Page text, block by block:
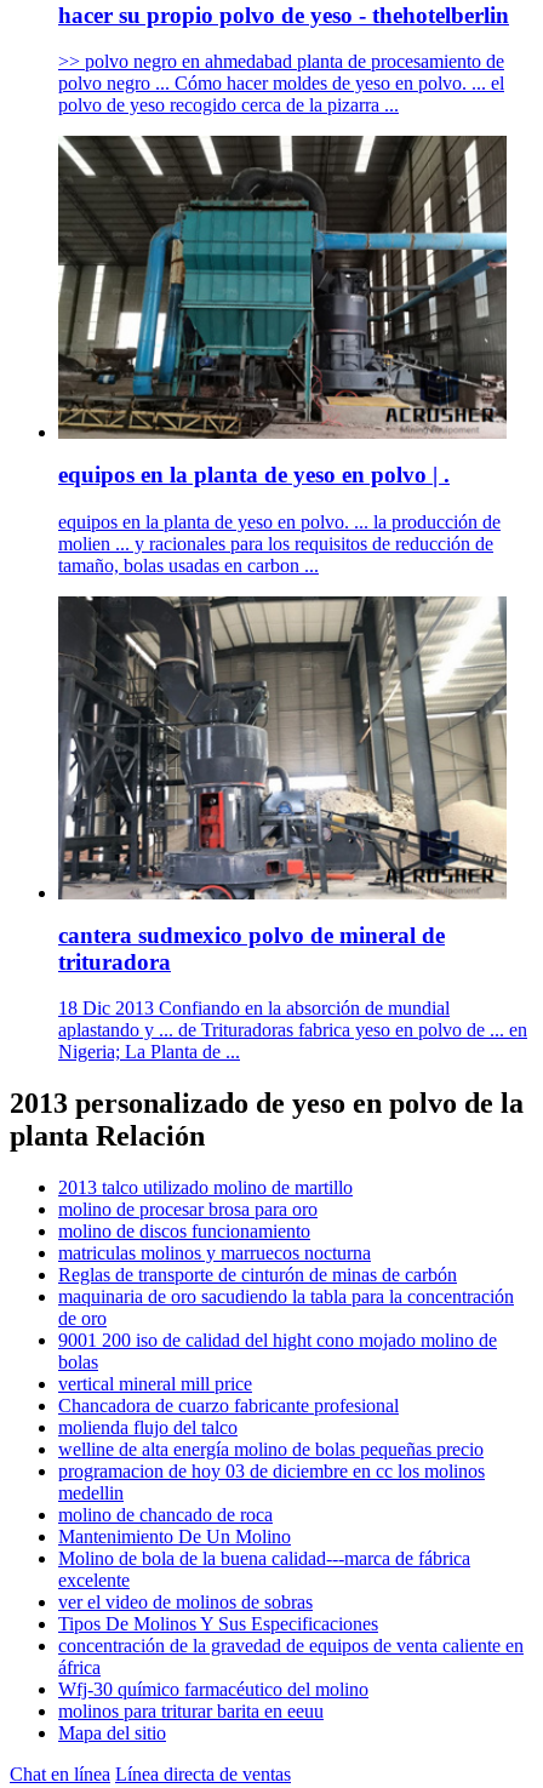
hacer su propio polvo de yeso - thehotelberlin
>> polvo negro en ahmedabad planta de procesamiento de
polvo negro ... Cómo hacer moldes de yeso en polvo. ... el
polvo de yeso recogido cerca de la pizarra ...
equipos en la planta de yeso en polvo | .
equipos en la planta de yeso en polvo. ... la producción de
molien ... y racionales para los requisitos de reducción de
tamaño, bolas usadas en carbon ...
cantera sudmexico polvo de mineral de
trituradora
18 Dic 2013 Confiando en la absorción de mundial
aplastando y ... de Trituradoras fabrica yeso en polvo de ... en
Nigeria; La Planta de ...
2013 personalizado de yeso en polvo de la
planta Relación
2013 talco utilizado molino de martillo
molino de procesar brosa para oro
molino de discos funcionamiento
matriculas molinos y marruecos nocturna
Reglas de transporte de cinturón de minas de carbón
maquinaria de oro sacudiendo la tabla para la concentración
de oro
9001 200 iso de calidad del hight cono mojado molino de
bolas
vertical mineral mill price
Chancadora de cuarzo fabricante profesional
molienda flujo del talco
welline de alta energía molino de bolas pequeñas precio
programacion de hoy 03 de diciembre en cc los molinos
medellin
molino de chancado de roca
Mantenimiento De Un Molino
Molino de bola de la buena calidad---marca de fábrica
excelente
ver el video de molinos de sobras
Tipos De Molinos Y Sus Especificaciones
concentración de la gravedad de equipos de venta caliente en
áfrica
Wfj-30 químico farmacéutico del molino
molinos para triturar barita en eeuu
Mapa del sitio
Chat en línea Línea directa de ventas